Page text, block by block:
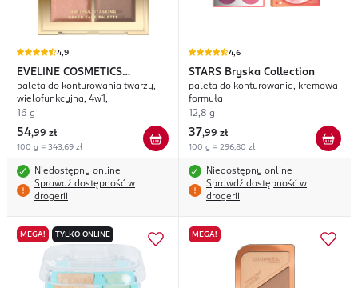
4,9
EVELINE COSMETICS
Celebrity Skin
paleta do konturowania twarzy,
wielofunkcyjna, 4w1,
16 g
54,99 zł
100 g = 343,69 zł
Niedostępny online
Sprawdź dostępność w
drogerii
4,6
STARS Bryska Collection
paleta do konturowania, kremowa
formuła
12,8 g
37,99 zł
100 g = 296,80 zł
Niedostępny online
Sprawdź dostępność w
drogerii
MEGA! TYLKO ONLINE MEGA!